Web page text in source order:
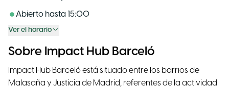
Abierto hasta 15:00
Ver el horario
Sobre Impact Hub Barceló
Impact Hub Barceló está situado entre los barrios de
Malasaña y Justicia de Madrid, referentes de la actividad